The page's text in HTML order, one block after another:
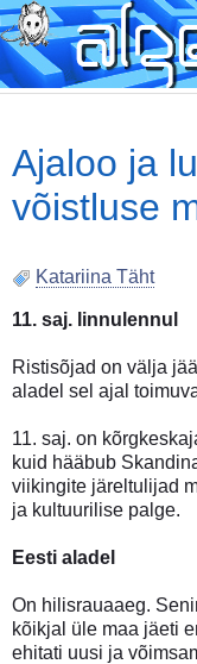
Skip
to
main
content
Ajaloo ja
võistluse
Katariina Täht
11. saj. linnulennul
Ristisõjad on välja
aladel sel ajal
11. saj. on
kuid hääbub
viikingite järeltulijad
ja kultuurilise palge.
Eesti aladel
On hilisrauaaeg.
kõikjal üle maa jäeti
ehitati uusi ja